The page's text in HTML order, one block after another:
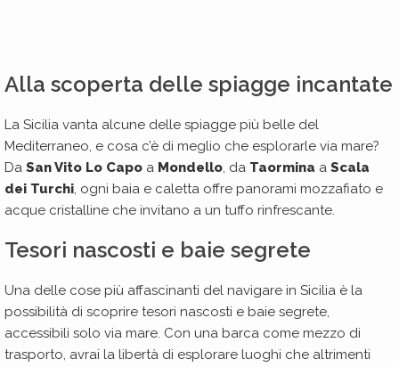
Alla scoperta delle spiagge incantate
La Sicilia vanta alcune delle spiagge più belle del
Mediterraneo, e cosa c’è di meglio che esplorarle via mare?
Da San Vito Lo Capo a Mondello, da Taormina a Scala
dei Turchi, ogni baia e caletta offre panorami mozzafiato e
acque cristalline che invitano a un tuffo rinfrescante.
Tesori nascosti e baie segrete
Una delle cose più affascinanti del navigare in Sicilia è la
possibilità di scoprire tesori nascosti e baie segrete,
accessibili solo via mare. Con una barca come mezzo di
trasporto, avrai la libertà di esplorare luoghi che altrimenti